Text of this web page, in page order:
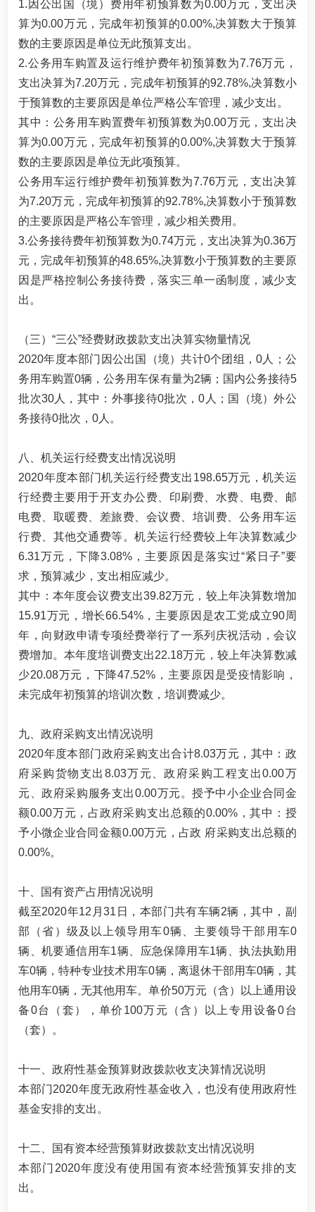
1.因公出国（境）费用年初预算数为0.00万元，支出决
算为0.00万元，完成年初预算的0.00%,决算数大于预算
数的主要原因是单位无此预算支出。
2.公务用车购置及运行维护费年初预算数为7.76万元，
支出决算为7.20万元，完成年初预算的92.78%,决算数小
于预算数的主要原因是单位严格公车管理，减少支出。
其中：公务用车购置费年初预算数为0.00万元，支出决
算为0.00万元，完成年初预算的0.00%,决算数大于预算
数的主要原因是单位无此项预算。
公务用车运行维护费年初预算数为7.76万元，支出决算
为7.20万元，完成年初预算的92.78%,决算数小于预算数
的主要原因是严格公车管理，减少相关费用。
3.公务接待费年初预算数为0.74万元，支出决算为0.36万
元，完成年初预算的48.65%,决算数小于预算数的主要原
因是严格控制公务接待费，落实三单一函制度，减少支
出。
（三）“三公”经费财政拨款支出决算实物量情况
2020年度本部门因公出国（境）共计0个团组，0人；公
务用车购置0辆，公务用车保有量为2辆；国内公务接待5
批次30人，其中：外事接待0批次，0人；国（境）外公
务接待0批次，0人。
八、机关运行经费支出情况说明
2020年度本部门机关运行经费支出198.65万元，机关运
行经费主要用于开支办公费、印刷费、水费、电费、邮
电费、取暖费、差旅费、会议费、培训费、公务用车运
行费、其他交通费等。机关运行经费较上年决算数减少
6.31万元，下降3.08%，主要原因是落实过“紧日子”要
求，预算减少，支出相应减少。
其中：本年度会议费支出39.82万元，较上年决算数增加
15.91万元，增长66.54%，主要原因是农工党成立90周
年，向财政申请专项经费举行了一系列庆祝活动，会议
费增加。本年度培训费支出22.18万元，较上年决算数减
少20.08万元，下降47.52%，主要原因是受疫情影响，
未完成年初预算的培训次数，培训费减少。
九、政府采购支出情况说明
2020年度本部门政府采购支出合计8.03万元，其中：政
府采购货物支出8.03万元、政府采购工程支出0.00万
元、政府采购服务支出0.00万元。授予中小企业合同金
额0.00万元，占政府采购支出总额的0.00%，其中：授
予小微企业合同金额0.00万元，占政 府采购支出总额的
0.00%。
十、国有资产占用情况说明
截至2020年12月31日，本部门共有车辆2辆，其中，副
部（省）级及以上领导用车0辆、主要领导干部用车0
辆、机要通信用车1辆、应急保障用车1辆、执法执勤用
车0辆，特种专业技术用车0辆，离退休干部用车0辆，其
他用车0辆，无其他用车。单价50万元（含）以上通用设
备0台（套），单价100万元（含）以上专用设备0台
（套）。
十一、政府性基金预算财政拨款收支决算情况说明
本部门2020年度无政府性基金收入，也没有使用政府性
基金安排的支出。
十二、国有资本经营预算财政拨款支出情况说明
本部门2020年度没有使用国有资本经营预算安排的支
出。